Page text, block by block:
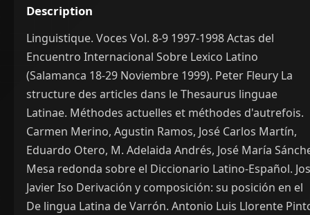
Description
Linguistique. Voces Vol. 8-9 1997-1998 Actas del
Encuentro Internacional Sobre Lexico Latino
(Salamanca 18-29 Noviembre 1999). Peter Fleury La
structure des articles dans le Thesaurus linguae
Latinae. Méthodes actuelles et méthodes d'autrefois.
Carmen Merino, Agustin Ramos, José Carlos Martín,
Eduardo Otero, M. Adelaida Andrés, José María
Mesa redonda sobre el Diccionario Latino-Español.
Javier Iso Derivación y composición: su posición en el
De lingua Latina de Varrón. Antonio Luis Llorente